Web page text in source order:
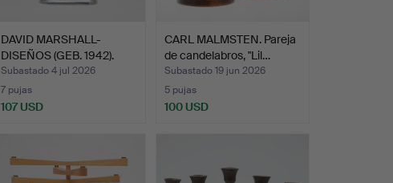
DAVID MARSHALL-
DISEÑOS (GEB. 1942).
Candel…
Subastado 4 jul 2026
7 pujas
107 USD
CARL MALMSTEN. Pareja
de candelabros, "Lil…
Subastado 19 jun 2026
5 pujas
100 USD